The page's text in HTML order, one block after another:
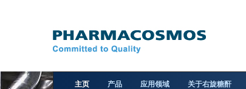
主页 产品 应用领域 关于右旋糖酐